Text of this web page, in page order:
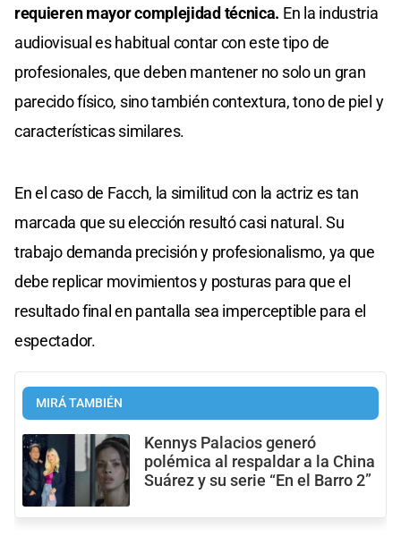
requieren mayor complejidad técnica. En la industria
audiovisual es habitual contar con este tipo de
profesionales, que deben mantener no solo un gran
parecido físico, sino también contextura, tono de piel y
características similares.
En el caso de Facch, la similitud con la actriz es tan
marcada que su elección resultó casi natural. Su
trabajo demanda precisión y profesionalismo, ya que
debe replicar movimientos y posturas para que el
resultado final en pantalla sea imperceptible para el
espectador.
MIRÁ TAMBIÉN
Kennys Palacios generó
polémica al respaldar a la China
Suárez y su serie “En el Barro 2”